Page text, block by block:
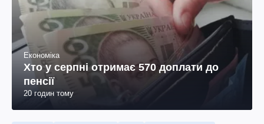
Економіка
Хто у серпні отримає 570 доплати до
пенсії
20 годин тому